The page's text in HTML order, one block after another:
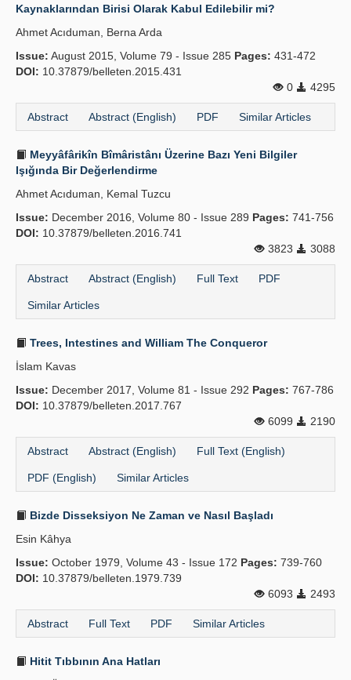
Kaynaklarından Birisi Olarak Kabul Edilebilir mi?
Ahmet Acıduman, Berna Arda
Issue: August 2015, Volume 79 - Issue 285 Pages: 431-472
DOI: 10.37879/belleten.2015.431
0
4295
Abstract Abstract (English) PDF Similar Articles
Meyyâfârikîn Bîmâristânı Üzerine Bazı Yeni Bilgiler
Işığında Bir Değerlendirme
Ahmet Acıduman, Kemal Tuzcu
Issue: December 2016, Volume 80 - Issue 289 Pages: 741-756
DOI: 10.37879/belleten.2016.741
3823
3088
Abstract Abstract (English) Full Text PDF
Similar Articles
Trees, Intestines and William The Conqueror
İslam Kavas
Issue: December 2017, Volume 81 - Issue 292 Pages: 767-786
DOI: 10.37879/belleten.2017.767
6099
2190
Abstract Abstract (English) Full Text (English)
PDF (English) Similar Articles
Bizde Disseksiyon Ne Zaman ve Nasıl Başladı
Esin Kâhya
Issue: October 1979, Volume 43 - Issue 172 Pages: 739-760
DOI: 10.37879/belleten.1979.739
6093
2493
Abstract Full Text PDF Similar Articles
Hitit Tıbbının Ana Hatları